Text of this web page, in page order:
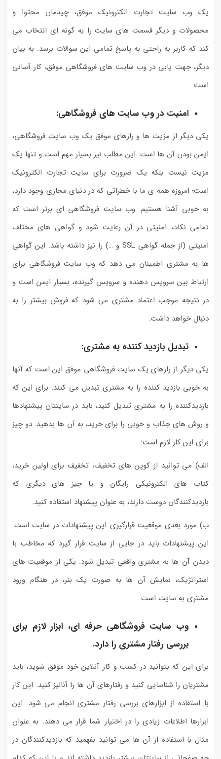
یک وب سایت تجارت الکترونیک موفق، چیدمان محتوا و
محصولات و دیگر قسمت های سایت را به گونه ای انتخاب می
کند که کاربر به راحتی به پاسخ تمامی این سوالات برسد. به بیان
دیگر، جهت یابی در وب سایت های فروشگاهی موفق، کار آسانی
است.
امنیت در وب سایت های فروشگاهی:
یکی دیگر از مزیت ها و رازهای موفق یک وب سایت فروشگاهی،
ایمن بودن آن ها است. این مطلب نیز بسیار مهم است و تنها یک
مزیت نیست بلکه یک ضرورت برای سایت تجارت الکترونیک
است؛ امروزه همه ی ما با خطراتی که در دنیای مجازی وجود دارد،
به خوبی آشنا هستیم. وب سایت فروشگاهی ای برتر است که
تمامی نکات امنیتی در آن رعایت شود و گواهی های مختلف
امنیتی (از جمله گواهی SSL و …) را نیز داشته باشد. این گواهی
ها به مشتری اطمینان می دهد که وب سایت فروشگاهی برای
ارتباط بین سرویس دهنده و سرویس گیرنده، بسیار ایمن است و
در نتیجه موجب اعتماد مشتری می شود که فروش بیشتر را به
دنبال خواهد داشت.
تبدیل بازدید کننده به مشتری:
یکی دیگر از رازهای یک سایت فروشگاهی موفق این است که آنها
به خوبی بازدید کننده را به مشتری تبدیل می کنند. برای این که
بازدیدکننده را به مشتری تبدیل کنید، باید در سایتتان پیشنهادها
و روش های جذاب و خوبی را برای خرید، به آن ها بدهید. دو چیز
برای این کار لازم است:
الف) می توانید از کوپن های تخفیف، تخفیف برای اولین خرید،
کتاب های الکترونیکی رایگان و یا چیز های دیگری که
بازدیدکنندگان دوست دارند، به عنوان پیشنهاد استفاده کنید.
ب) مورد بعدی موقعیت قرارگیری این پیشنهادات در سایت است.
این پیشنهادات باید در جایی از سایت قرار گیرد که مخاطب با
دیدن آن ها به مشتری واقعی تبدیل شود. یکی از موقعیت های
استراتژیک، نمایش آن ها به صورت یک بنر، در هنگام ورود
مشتری به سایت است.
وب سایت فروشگاهی حرفه ای، ابزار لازم برای
بررسی رفتار مشتری را دارد.
برای این که بتوانید در کسب و کار آنلاین خود موفق شوید، باید
مشتریان را شناسایی کنید و رفتارهای آن ها را آنالیز کنید. این کار
با استفاده از ابزارهای بررسی رفتار مشتری انجام می شود. این
ابزارها اطلاعات زیادی را در اختیار شما قرار می دهند. به عنوان
مثال با استفاده از آن ها می توانید بفهمید که بازدیدکنندگان در